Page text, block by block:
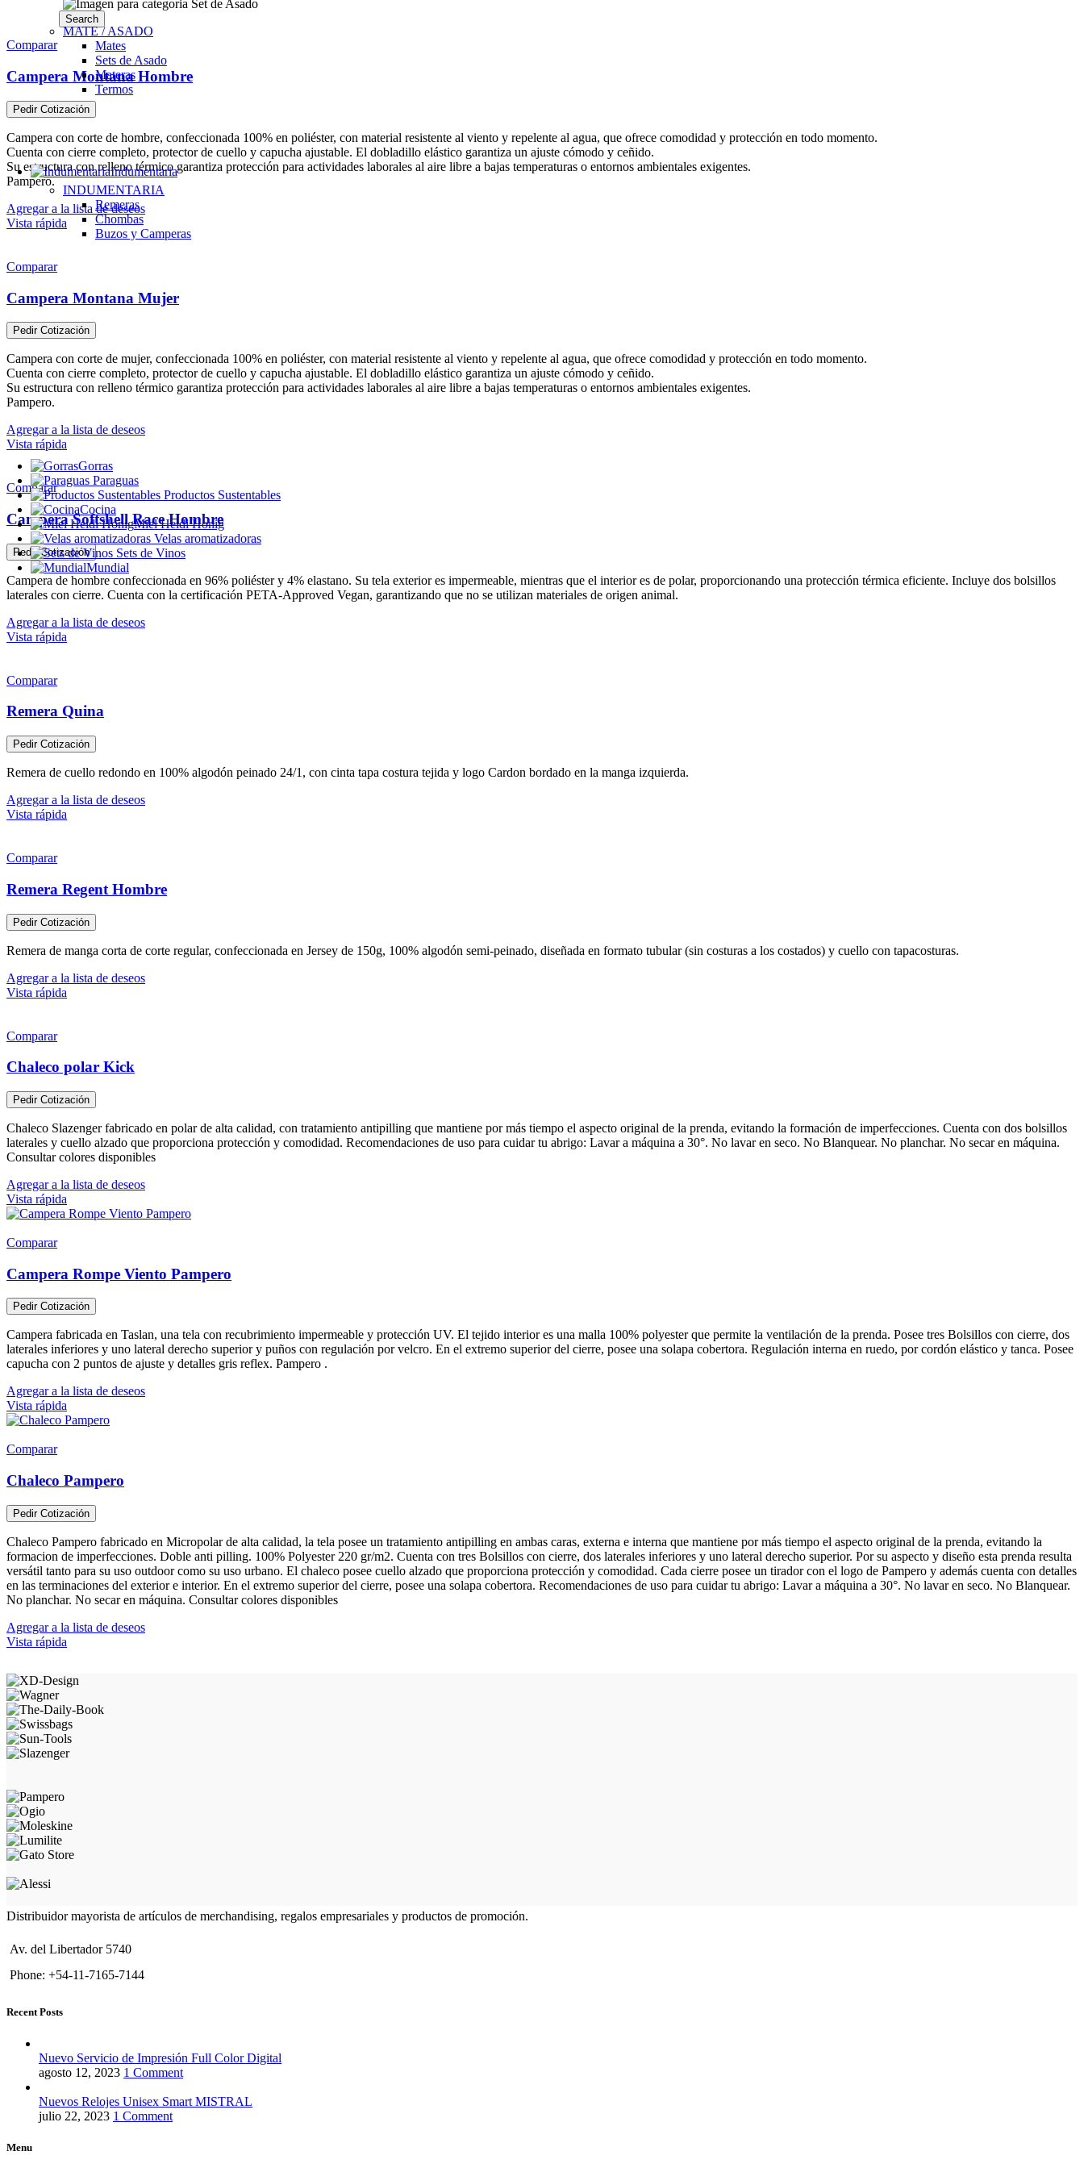
Search
MATE / ASADO
Mates
Sets de Asado
Materas
Termos
Indumentaria
INDUMENTARIA
Remeras
Chombas
Buzos y Camperas
Gorras
Paraguas
Productos Sustentables
Cocina
Miel Heidi Honig
Velas aromatizadoras
Sets de Vinos
Mundial
Comparar
Campera Montana Hombre
Pedir Cotización
Campera con corte de hombre, confeccionada 100% en poliéster, con material resistente al viento y repelente al agua, que ofrece comodidad y protección en todo momento.
Cuenta con cierre completo, protector de cuello y capucha ajustable. El dobladillo elástico garantiza un ajuste cómodo y ceñido.
Su estructura con relleno térmico garantiza protección para actividades laborales al aire libre a bajas temperaturas o entornos ambientales exigentes.
Pampero.
Agregar a la lista de deseos
Vista rápida
Comparar
Campera Montana Mujer
Pedir Cotización
Campera con corte de mujer, confeccionada 100% en poliéster, con material resistente al viento y repelente al agua, que ofrece comodidad y protección en todo momento.
Cuenta con cierre completo, protector de cuello y capucha ajustable. El dobladillo elástico garantiza un ajuste cómodo y ceñido.
Su estructura con relleno térmico garantiza protección para actividades laborales al aire libre a bajas temperaturas o entornos ambientales exigentes.
Pampero.
Agregar a la lista de deseos
Vista rápida
Comparar
Campera Softshell Race Hombre
Pedir Cotización
Campera de hombre confeccionada en 96% poliéster y 4% elastano. Su tela exterior es impermeable, mientras que el interior es de polar, proporcionando una protección térmica eficiente. Incluye dos bolsillos
laterales con cierre. Cuenta con la certificación PETA-Approved Vegan, garantizando que no se utilizan materiales de origen animal.
Agregar a la lista de deseos
Vista rápida
Comparar
Remera Quina
Pedir Cotización
Remera de cuello redondo en 100% algodón peinado 24/1, con cinta tapa costura tejida y logo Cardon bordado en la manga izquierda.
Agregar a la lista de deseos
Vista rápida
Comparar
Remera Regent Hombre
Pedir Cotización
Remera de manga corta de corte regular, confeccionada en Jersey de 150g, 100% algodón semi-peinado, diseñada en formato tubular (sin costuras a los costados) y cuello con tapacosturas.
Agregar a la lista de deseos
Vista rápida
Comparar
Chaleco polar Kick
Pedir Cotización
Chaleco Slazenger fabricado en polar de alta calidad, con tratamiento antipilling que mantiene por más tiempo el aspecto original de la prenda, evitando la formación de imperfecciones. Cuenta con dos bolsillos
laterales y cuello alzado que proporciona protección y comodidad. Recomendaciones de uso para cuidar tu abrigo: Lavar a máquina a 30°. No lavar en seco. No Blanquear. No planchar. No secar en máquina.
Consultar colores disponibles
Agregar a la lista de deseos
Vista rápida
Comparar
Campera Rompe Viento Pampero
Pedir Cotización
Campera fabricada en Taslan, una tela con recubrimiento impermeable y protección UV. El tejido interior es una malla 100% polyester que permite la ventilación de la prenda. Posee tres Bolsillos con cierre, dos
laterales inferiores y uno lateral derecho superior y puños con regulación por velcro. En el extremo superior del cierre, posee una solapa cobertora. Regulación interna en ruedo, por cordón elástico y tanca. Posee
capucha con 2 puntos de ajuste y detalles gris reflex. Pampero .
Agregar a la lista de deseos
Vista rápida
Comparar
Chaleco Pampero
Pedir Cotización
Chaleco Pampero fabricado en Micropolar de alta calidad, la tela posee un tratamiento antipilling en ambas caras, externa e interna que mantiene por más tiempo el aspecto original de la prenda, evitando la
formacion de imperfecciones. Doble anti pilling. 100% Polyester 220 gr/m2. Cuenta con tres Bolsillos con cierre, dos laterales inferiores y uno lateral derecho superior. Por su aspecto y diseño esta prenda resulta
versátil tanto para su uso outdoor como su uso urbano. El chaleco posee cuello alzado que proporciona protección y comodidad. Cada cierre posee un tirador con el logo de Pampero y además cuenta con detalles
en las terminaciones del exterior e interior. En el extremo superior del cierre, posee una solapa cobertora. Recomendaciones de uso para cuidar tu abrigo: Lavar a máquina a 30°. No lavar en seco. No Blanquear.
No planchar. No secar en máquina. Consultar colores disponibles
Agregar a la lista de deseos
Vista rápida
Distribuidor mayorista de artículos de merchandising, regalos empresariales y productos de promoción.
Av. del Libertador 5740
Phone: +54-11-7165-7144
Recent Posts
Nuevo Servicio de Impresión Full Color Digital
agosto 12, 2023 1 Comment
Nuevos Relojes Unisex Smart MISTRAL
julio 22, 2023 1 Comment
Menu